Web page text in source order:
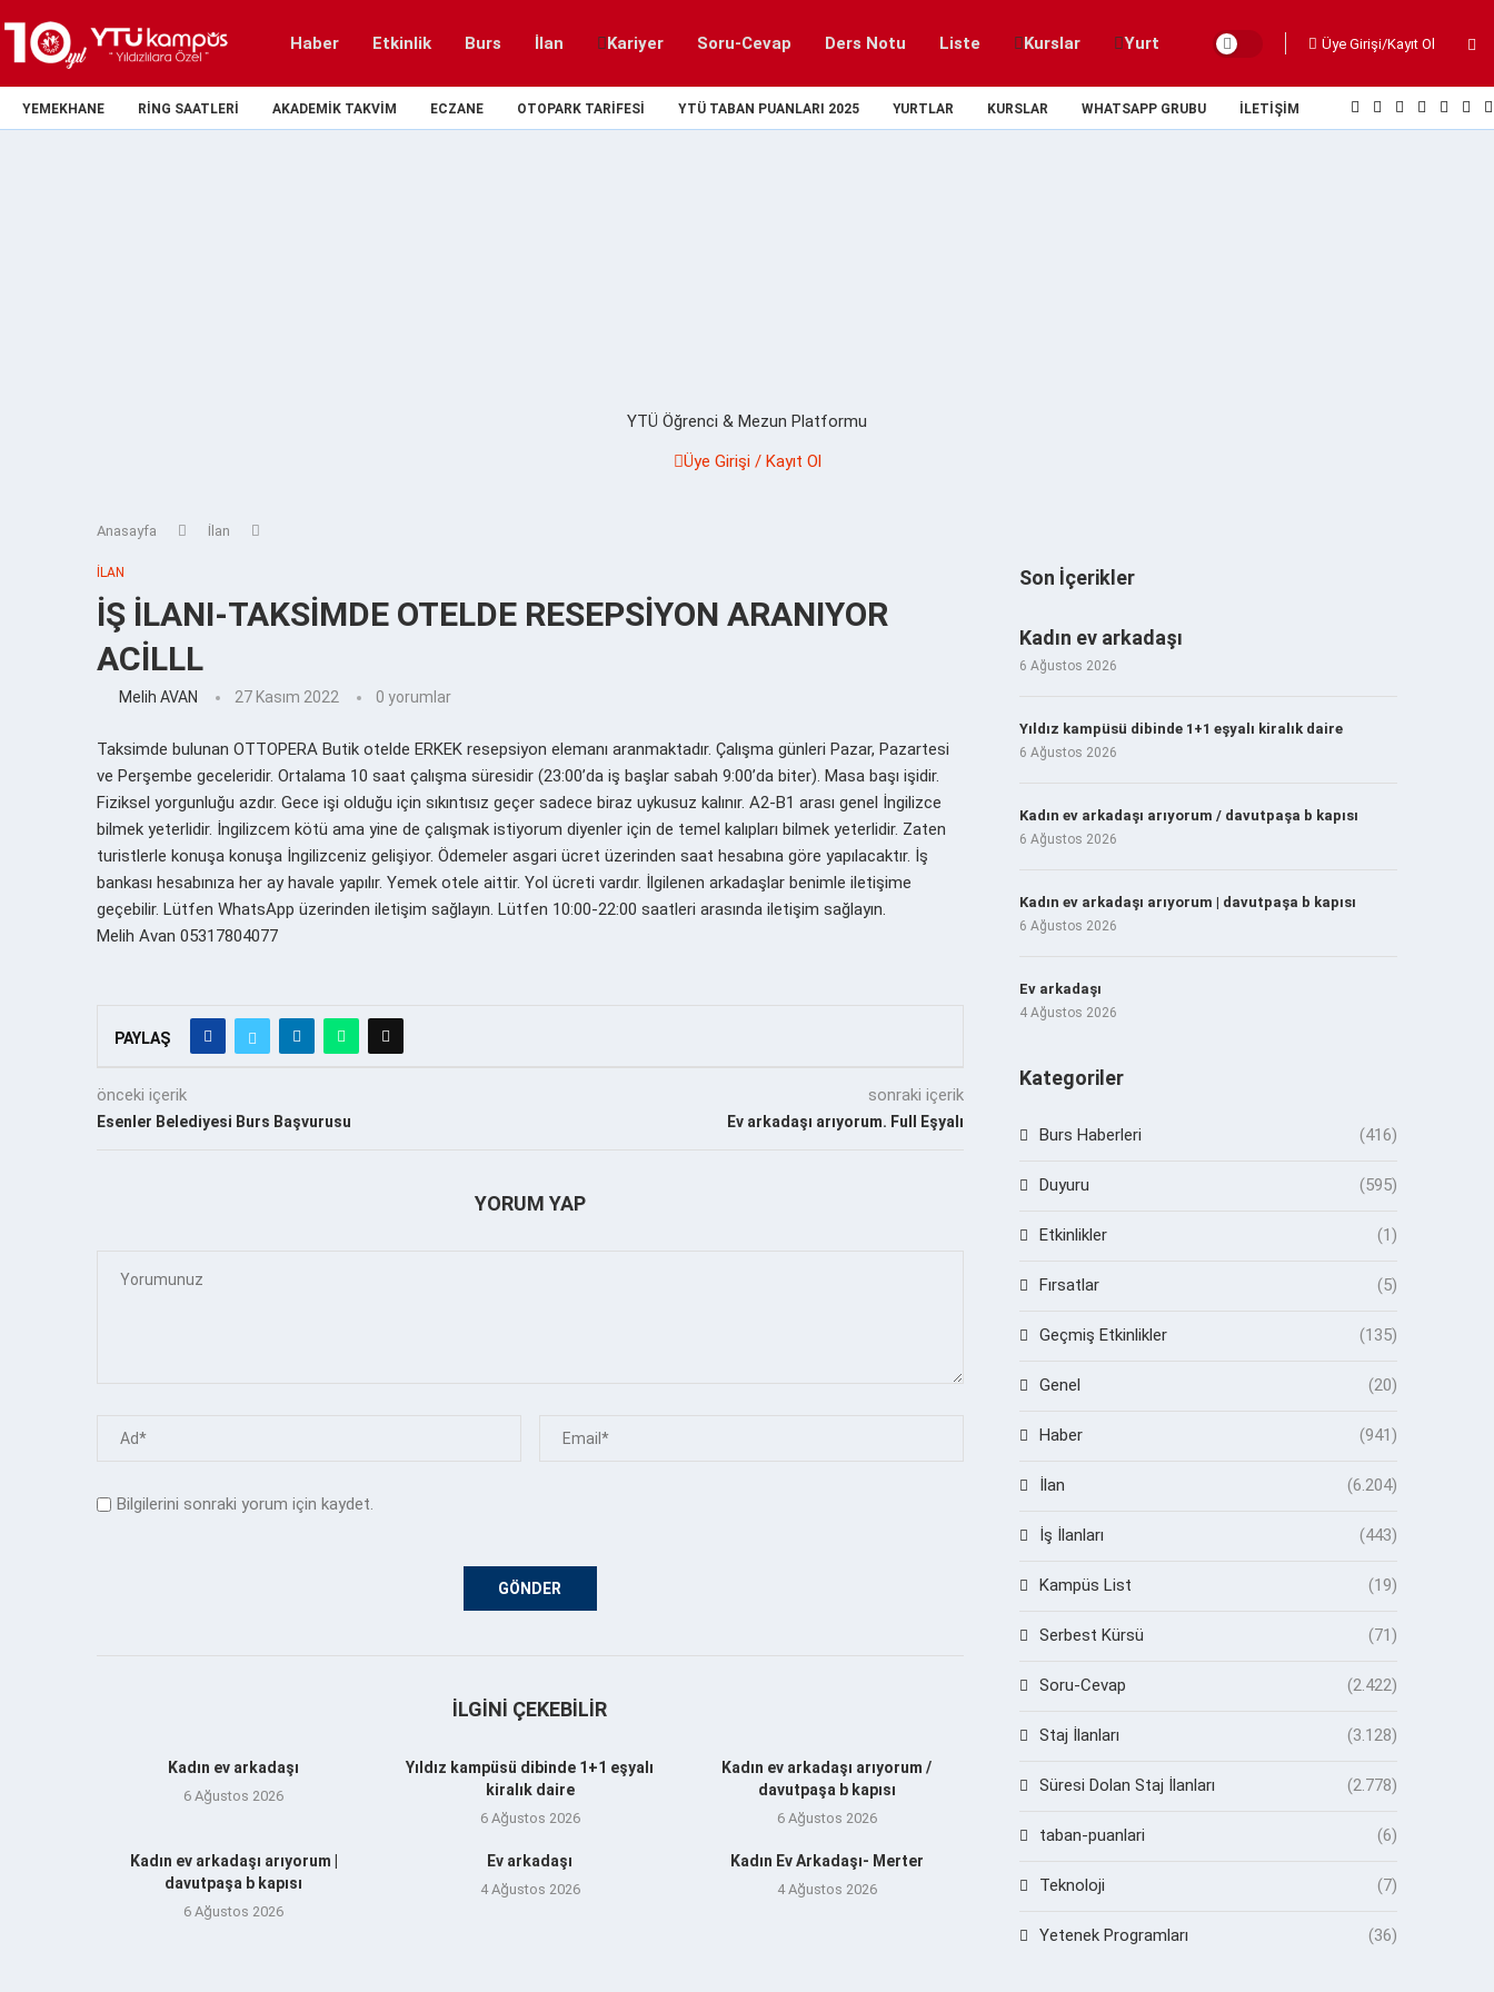
Haber Etkinlik Burs İlan Kariyer Soru-Cevap Ders Notu Liste Kurslar Yurt Üye Girişi/Kayıt Ol
YEMEKHANE RING SAATLERI AKADEMIK TAKVIM ECZANE OTOPARK TARIFESI YTÜ TABAN PUANLARI 2025 YURTLAR KURSLAR WHATSAPP GRUBU İLETIŞIM
YTÜ Öğrenci & Mezun Platformu
Üye Girişi / Kayıt Ol
Anasayfa İlan
İLAN
İŞ İLANI-TAKSİMDE OTELDE RESEPSİYON ARANIYOR
ACİLLL
Melih AVAN 27 Kasım 2022 0 yorumlar
Taksimde bulunan OTTOPERA Butik otelde ERKEK resepsiyon elemanı aranmaktadır. Çalışma günleri Pazar, Pazartesi
ve Perşembe geceleridir. Ortalama 10 saat çalışma süresidir (23:00’da iş başlar sabah 9:00’da biter). Masa başı işidir.
Fiziksel yorgunluğu azdır. Gece işi olduğu için sıkıntısız geçer sadece biraz uykusuz kalınır. A2-B1 arası genel İngilizce
bilmek yeterlidir. İngilizcem kötü ama yine de çalışmak istiyorum diyenler için de temel kalıpları bilmek yeterlidir. Zaten
turistlerle konuşa konuşa İngilizceniz gelişiyor. Ödemeler asgari ücret üzerinden saat hesabına göre yapılacaktır. İş
bankası hesabınıza her ay havale yapılır. Yemek otele aittir. Yol ücreti vardır. İlgilenen arkadaşlar benimle iletişime
geçebilir. Lütfen WhatsApp üzerinden iletişim sağlayın. Lütfen 10:00-22:00 saatleri arasında iletişim sağlayın.
Melih Avan 05317804077
PAYLAŞ
önceki içerik
Esenler Belediyesi Burs Başvurusu
sonraki içerik
Ev arkadaşı arıyorum. Full Eşyalı
YORUM YAP
Bilgilerini sonraki yorum için kaydet.
İLGINI ÇEKEBILIR
Kadın ev arkadaşı
6 Ağustos 2026
Yıldız kampüsü dibinde 1+1 eşyalı
kiralık daire
6 Ağustos 2026
Kadın ev arkadaşı arıyorum /
davutpaşa b kapısı
6 Ağustos 2026
Kadın ev arkadaşı arıyorum |
davutpaşa b kapısı
6 Ağustos 2026
Ev arkadaşı
4 Ağustos 2026
Kadın Ev Arkadaşı- Merter
4 Ağustos 2026
Son İçerikler
Kadın ev arkadaşı
6 Ağustos 2026
Yıldız kampüsü dibinde 1+1 eşyalı kiralık daire
6 Ağustos 2026
Kadın ev arkadaşı arıyorum / davutpaşa b kapısı
6 Ağustos 2026
Kadın ev arkadaşı arıyorum | davutpaşa b kapısı
6 Ağustos 2026
Ev arkadaşı
4 Ağustos 2026
Kategoriler
Burs Haberleri (416)
Duyuru (595)
Etkinlikler (1)
Fırsatlar (5)
Geçmiş Etkinlikler (135)
Genel (20)
Haber (941)
İlan (6.204)
İş İlanları (443)
Kampüs List (19)
Serbest Kürsü (71)
Soru-Cevap (2.422)
Staj İlanları (3.128)
Süresi Dolan Staj İlanları (2.778)
taban-puanlari (6)
Teknoloji (7)
Yetenek Programları (36)